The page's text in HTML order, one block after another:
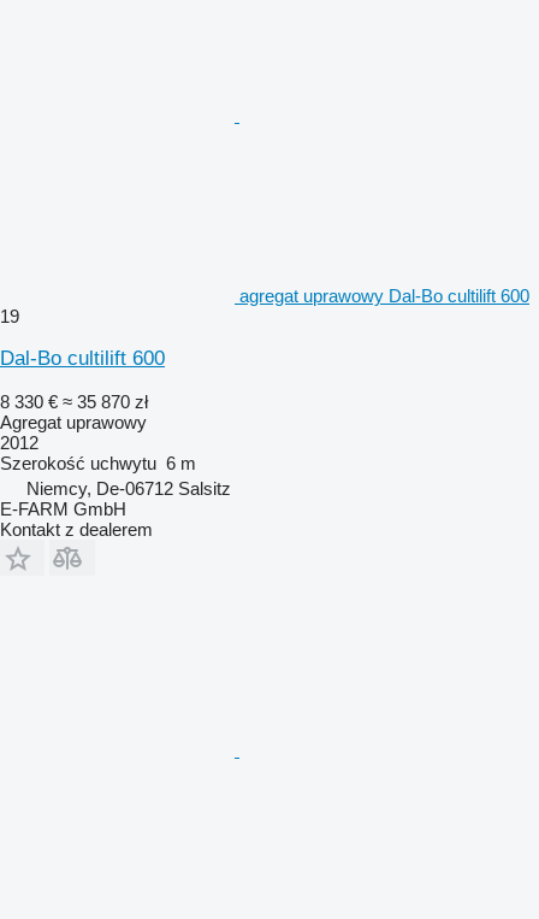
agregat uprawowy Dal-Bo cultilift 600
19
Dal-Bo cultilift 600
8 330 € ≈ 35 870 zł
Agregat uprawowy
2012
Szerokość uchwytu 6 m
Niemcy, De-06712 Salsitz
E-FARM GmbH
Kontakt z dealerem